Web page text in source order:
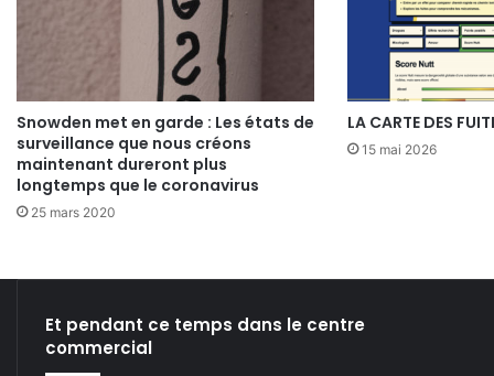
Snowden met en garde : Les états de
surveillance que nous créons
maintenant dureront plus
longtemps que le coronavirus
25 mars 2020
LA CARTE DES
15 mai 2026
Et pendant ce temps dans le centre
commercial